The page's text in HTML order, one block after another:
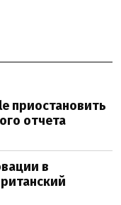
приостановить
отчета
в